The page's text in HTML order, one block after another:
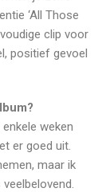
‘All Those
clip voor
positief gevoel
weken
er goed uit.
maar ik